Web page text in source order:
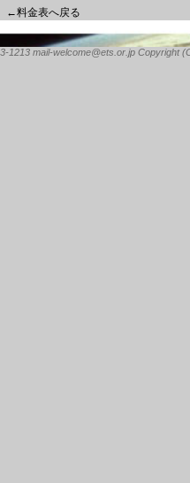
←料金表へ戻る
1213 mail-welcome@ets.or.jp Copyright